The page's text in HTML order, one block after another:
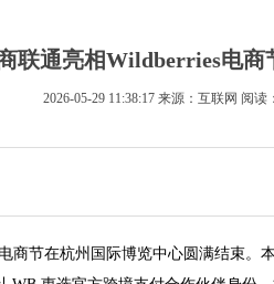
联通亮相Wildberries电商
2026-05-29 11:38:17 来源：互联网 阅读
商节在杭州国际博览中心圆满结束。